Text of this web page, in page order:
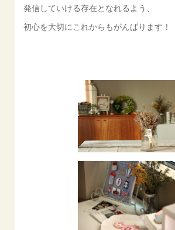
発信していける存在となれるよう、
初心を大切にこれからもがんばります！